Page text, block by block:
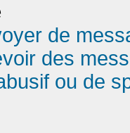
de
des
ou de